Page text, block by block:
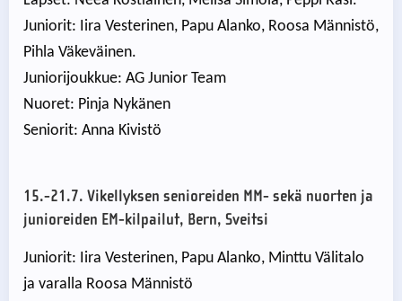
Juniorit: Iira Vesterinen, Papu Alanko, Roosa Männistö,
Pihla Väkeväinen.
Juniorijoukkue: AG Junior Team
Nuoret: Pinja Nykänen
Seniorit: Anna Kivistö
15.-21.7. Vikellyksen senioreiden MM- sekä nuorten ja
junioreiden EM-kilpailut, Bern, Sveitsi
Juniorit: Iira Vesterinen, Papu Alanko, Minttu Välitalo
ja varalla Roosa Männistö